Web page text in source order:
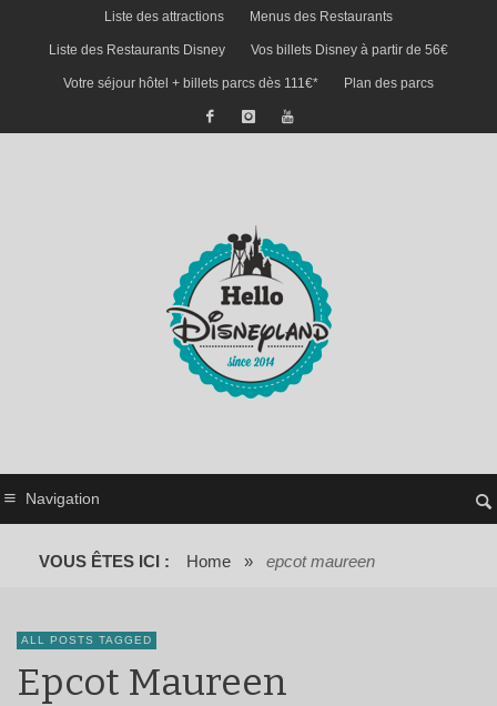
Liste des attractions Menus des Restaurants
Liste des Restaurants Disney Vos billets Disney à partir de 56€
Votre séjour hôtel + billets parcs dès 111€* Plan des parcs
Navigation
VOUS ÊTES ICI : Home » epcot maureen
ALL POSTS TAGGED
Epcot Maureen